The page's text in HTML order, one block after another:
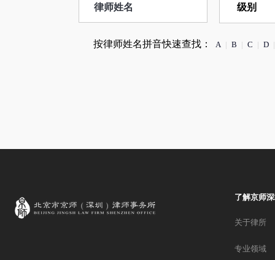
按律师姓名拼音快速查找： A | B | C | D |
了解京师
关于律所
专业领域